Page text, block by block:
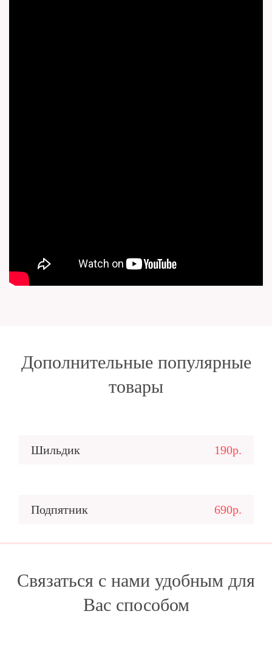
Дополнительные популярные
товары
Шильдик 190р.
Подпятник 690р.
Связаться с нами удобным для
Вас способом